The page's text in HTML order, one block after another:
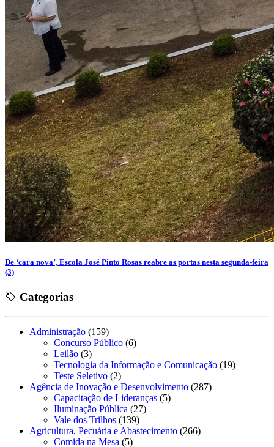
De ‘cara nova’, Escola José Pinto Rosas reabre as portas nesta segunda-feira
(3)
Categorias
Administração (159)
Concurso Público (6)
Leilão (3)
Tecnologia da Informação e Comunicação (19)
Teste Seletivo (2)
Agência de Inovação e Desenvolvimento (287)
Capacitação de Lideranças (5)
Iluminação Pública (27)
Vale dos Trilhos (139)
Agricultura, Pecuária e Abastecimento (266)
Comida na Mesa (5)